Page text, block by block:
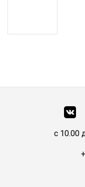
c 10.00